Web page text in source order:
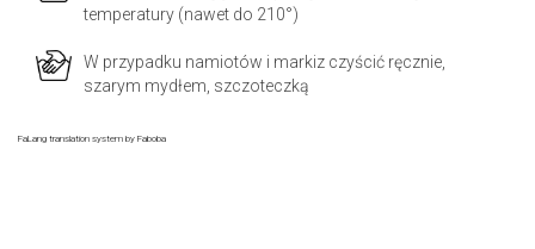
temperatury (nawet do 210°)
W przypadku namiotów i markiz czyścić ręcznie,
szarym mydłem, szczoteczką
FaLang translation system by Faboba